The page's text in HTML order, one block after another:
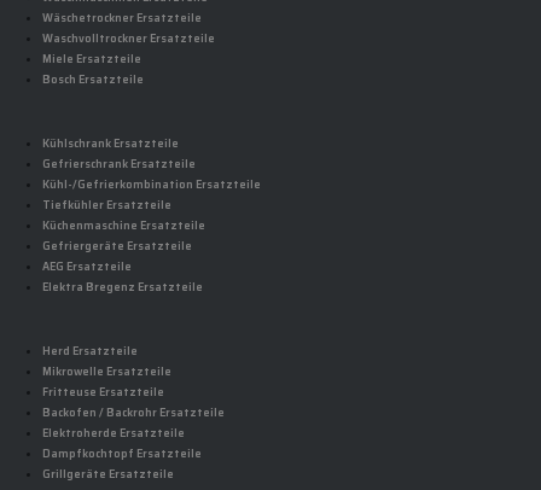
Wäschetrockner Ersatzteile
Waschvolltrockner Ersatzteile
Miele Ersatzteile
Bosch Ersatzteile
Kühlschrank Ersatzteile
Gefrierschrank Ersatzteile
Kühl-/Gefrierkombination Ersatzteile
Tiefkühler Ersatzteile
Küchenmaschine Ersatzteile
Gefriergeräte Ersatzteile
AEG Ersatzteile
Elektra Bregenz Ersatzteile
Herd Ersatzteile
Mikrowelle Ersatzteile
Fritteuse Ersatzteile
Backofen / Backrohr Ersatzteile
Elektroherde Ersatzteile
Dampfkochtopf Ersatzteile
Grillgeräte Ersatzteile